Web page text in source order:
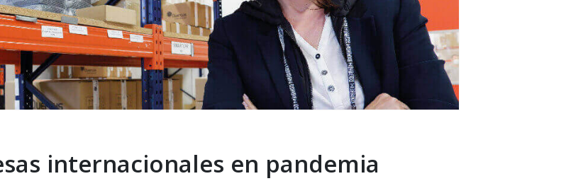
internacionales en pandemia